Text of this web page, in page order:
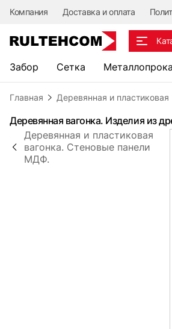
Компания Доставка и оплата
Забор Сетка
Главная Деревянная и
Деревянная вагонка. Изделия из
Деревянная и пластиковая
вагонка. Стеновые панели
МДФ.